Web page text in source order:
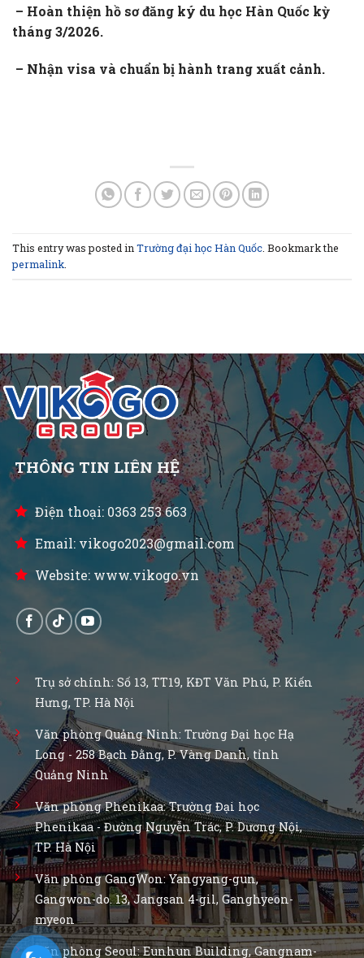
– Hoàn thiện hồ sơđăng ký du học Hàn Quốc kỳ
tháng 3/2026.
– Nhận visa và chuẩn bị hành trang xuất cảnh.
This entry was posted in Trường đại học Hàn Quốc . Bookmark the
permalink
THÔNG TIN LIÊN HỆ
Điện thoại: 0363 253 663
Email: vikogo2023@gmail.com
Website: www.vikogo.vn
Trụ sở chính: Số 13, TT19, KĐT Văn Phú, P. Kiến
Hưng, TP. Hà Nội
Văn phòng Quảng Ninh: Trường Đại học Hạ
Long - 258 Bạch Đằng, P. Vàng Danh, tỉnh
Quảng Ninh
Văn phòng Phenikaa: Trường Đại học
Phenikaa - Đường Nguyễn Trác, P. Dương Nội,
TP. Hà Nội
Văn phòng GangWon: Yangyang-gun,
Gangwon-do. 13, Jangsan 4-gil, Ganghyeon-
myeon
Văn phòng Seoul: Eunhun Building, Gangnam-